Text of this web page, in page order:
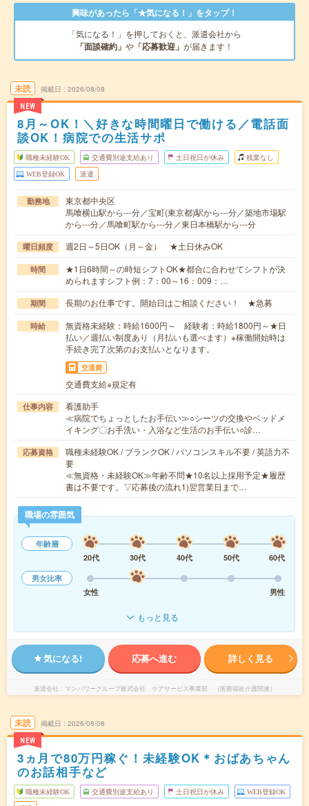
興味があったら「★気になる！」をタップ！
「気になる！」を押しておくと、派遣会社から
「面談確約」 や 「応募歓迎」 が届きます！
未読
NEW
掲載日 2026/08/08
8月～OK！＼好きな時間曜日で働ける／電話面
談OK！病院での生活サポ
職種未経験OK 交通費別途支給あり 土日祝日が休み 残業なし
WEB登録OK 派遣
勤務地
東京都中央区
馬喰横山駅から---分／宝町(東京都)駅から---分／築地市場駅
から---分／馬喰町駅から---分／東日本橋駅から---分
曜日頻度 週2日～5日OK（月～金） ★土日休みOK
時間
★1日6時間～の時短シフトOK★都合に合わせてシフトが決
められますシフト例：7：00～16：009：…
期間 長期のお仕事です。開始日はご相談ください！ ★急募
時給
無資格未経験：時給1600円～ 経験者：時給1800円～★日
払い／週払い制度あり（月払いも選べます）※稼働開始時は
手続き完了次第のお支払いとなります。
交通費
交通費支給※規定有
仕事内容
看護助手
≪病院でちょっとしたお手伝い≫○シーツの交換やベッドメ
イキング〇お手洗い・入浴など生活のお手伝い○診…
応募資格
職種未経験OK / ブランクOK / パソコンスキル不要 / 英語力不
要
≪無資格・未経験OK≫年齢不問★10名以上採用予定★履歴
書は不要です。▽応募後の流れ1)翌営業日まで…
職場の雰囲気
年齢層
20代
30代 40代 50代
60代
男女比率
女性
男性
もっと見る
気になる! 応募へ進む 詳しく見る
派遣会社 マンパワーグループ株式会社 ケアサービス事業部 （医療福祉介護関連）
未読
NEW
掲載日 2026/08/08
3ヵ月で80万円稼ぐ！未経験OK＊おばあちゃん
のお話相手など
職種未経験OK 交通費別途支給あり 土日祝日が休み WEB登録OK